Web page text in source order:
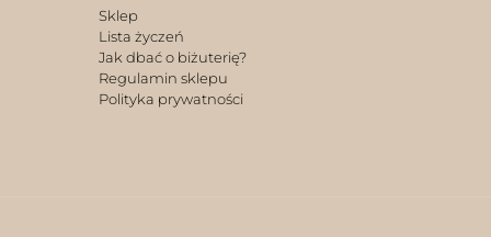
Sklep
Lista życzeń
Jak dbać o biżuterię?
Regulamin sklepu
Polityka prywatności